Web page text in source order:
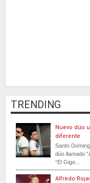
TRENDING
Nuevo dúo
diferente
Santo
dúo llamado
“El Gigo...
Alfredo